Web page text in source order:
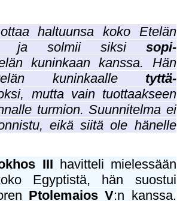
haltuunsa koko Etelän
ja solmii siksi sopi-
kuninkaan kanssa. Hän
kuninkaalle tyttä-
mutta vain tuottaakseen
turmion. Suunnitelma ei
eikä siitä ole hänelle
III havitteli mielessään
Egyptistä, hän suostui
Ptolemaios V:n kanssa.